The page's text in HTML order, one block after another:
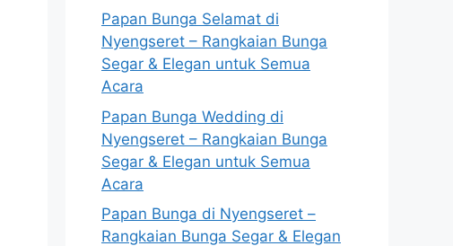
Papan Bunga Selamat di
Nyengseret – Rangkaian Bunga
Segar & Elegan untuk Semua
Acara
Papan Bunga Wedding di
Nyengseret – Rangkaian Bunga
Segar & Elegan untuk Semua
Acara
Papan Bunga di Nyengseret –
Rangkaian Bunga Segar & Elegan